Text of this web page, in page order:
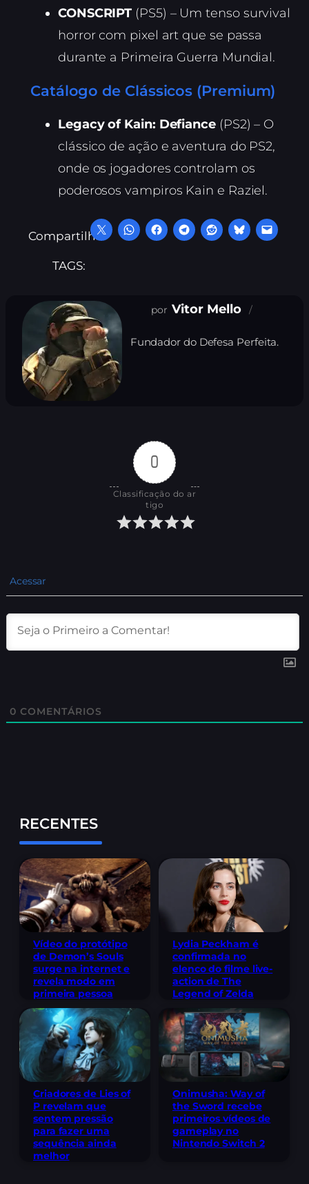
CONSCRIPT (PS5) – Um tenso survival
horror com pixel art que se passa
durante a Primeira Guerra Mundial.
Catálogo de Clássicos (Premium)
Legacy of Kain: Defiance(PS2) – O
clássico de ação e aventura do PS2,
onde os jogadores controlam os
poderosos vampiros Kain e Raziel.
Compartilhe:
TAGS:
Vitor Mello
Fundador do Defesa Perfeita.
0
Classificação do ar
tigo
Acessar
0 COMENTÁRIOS
RECENTES
Vídeo do protótipo
de Demon’s Souls
surge na internet e
revela modo em
primeira pessoa
Lydia Peckham é
confirmada no
elenco do filme live-
action de The
Legend of Zelda
Criadores de Lies of
P revelam que
sentem pressão
para fazer uma
sequência ainda
melhor
Onimusha: Way of
the Sword recebe
primeiros vídeos de
gameplay no
Nintendo Switch 2